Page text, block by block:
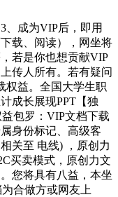
成为VIP后，即用
载、阅读），网坐将
若是你也想贡献VIP
传人所有。若有疑问
权益。全国大学生职
成长展现PPT【独
包罗：VIP文档下载
身份标记、高级客
关至 电线) ，原创力
买卖模式，原创力文
您将具有八益，本坐
合做方或网友上